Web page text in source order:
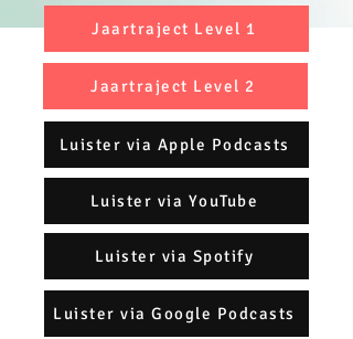
Jaartraject Level 1
Jaartraject Level 2
Luister via Apple Podcasts
Luister via YouTube
Luister via Spotify
Luister via Google Podcasts